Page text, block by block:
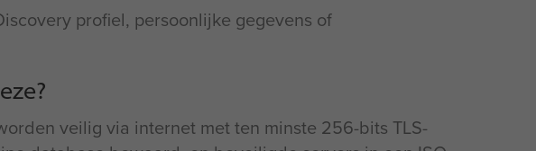
profiel, persoonlijke gegevens of
veilig via internet met ten minste 256-bits TLS-